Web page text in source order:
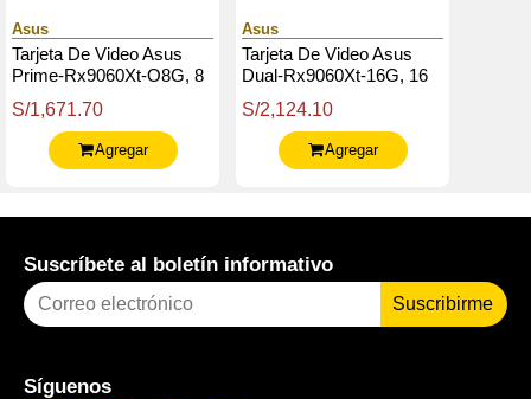
Asus
Tarjeta De Video Asus
Prime-Rx9060Xt-O8G, 8
S/1,671.70
Agregar
Asus
Tarjeta De Video Asus
Dual-Rx9060Xt-16G, 16
S/2,124.10
Agregar
Suscríbete al boletín informativo
Suscribirme
Síguenos